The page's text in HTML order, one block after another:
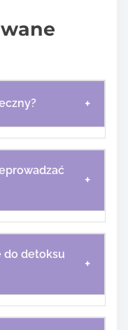
+
+
do detoksu
+